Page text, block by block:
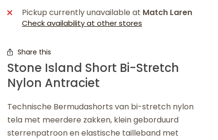
Pickup currently unavailable at Match Laren
Check availability at other stores
Share this
Stone Island Short Bi-Stretch
Nylon Antraciet
Technische Bermudashorts van bi-stretch nylon
tela met meerdere zakken, klein geborduurd
sterrenpatroon en elastische tailleband met